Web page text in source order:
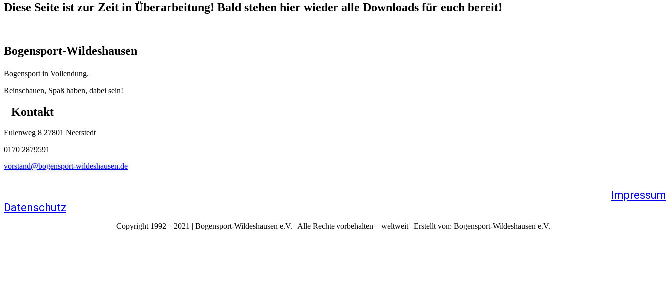
Diese Seite ist zur Zeit in Überarbeitung! Bald stehen hier wieder alle Downloads für euch bereit!
Bogensport-Wildeshausen
Bogensport in Vollendung.
Reinschauen, Spaß haben, dabei sein!
Kontakt
Eulenweg 8 27801 Neerstedt
0170 2879591
vorstand@bogensport-wildeshausen.de
Impressum
Datenschutz
Copyright 1992 – 2021 | Bogensport-Wildeshausen e.V. | Alle Rechte vorbehalten – weltweit | Erstellt von: Bogensport-Wildeshausen e.V. |